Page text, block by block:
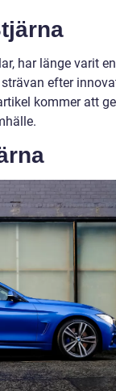
har länge varit
efter
kommer att